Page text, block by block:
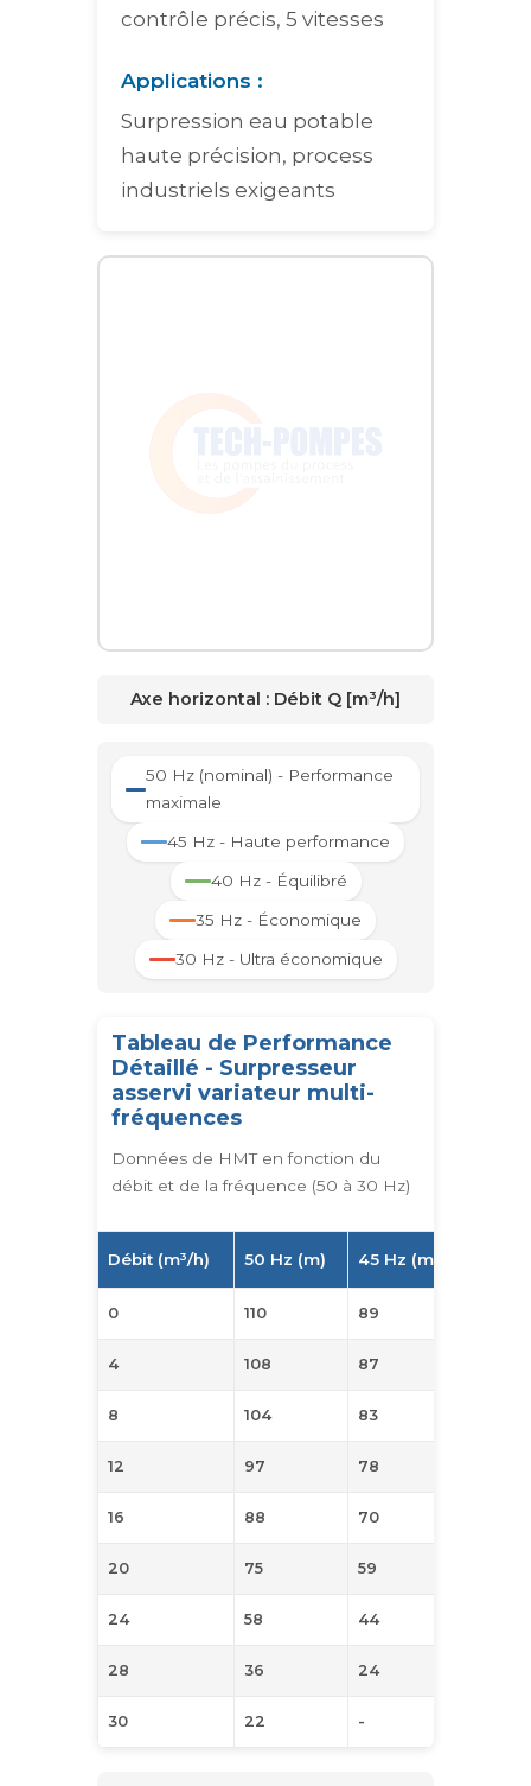
contrôle précis, 5 vitesses
Applications :
Surpression eau potable
haute précision, process
industriels exigeants
Graphique interactif des courbes de performance pour le
Axe horizontal : Débit Q [m³/h]
50 Hz (nominal) - Performance
maximale
45 Hz - Haute performance
40 Hz - Équilibré
35 Hz - Économique
30 Hz - Ultra économique
Tableau de Performance
Détaillé - Surpresseur
asservi variateur multi-
fréquences
Données de HMT en fonction du
débit et de la fréquence (50 à 30 Hz)
Débit (m³/h) 50 Hz (m) 45 Hz (m)
0 110 89
4 108 87
8 104 83
12 97 78
16 88 70
20 75 59
24 58 44
28 36 24
30 22 -